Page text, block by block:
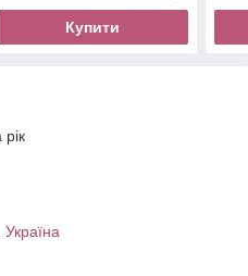
Купити